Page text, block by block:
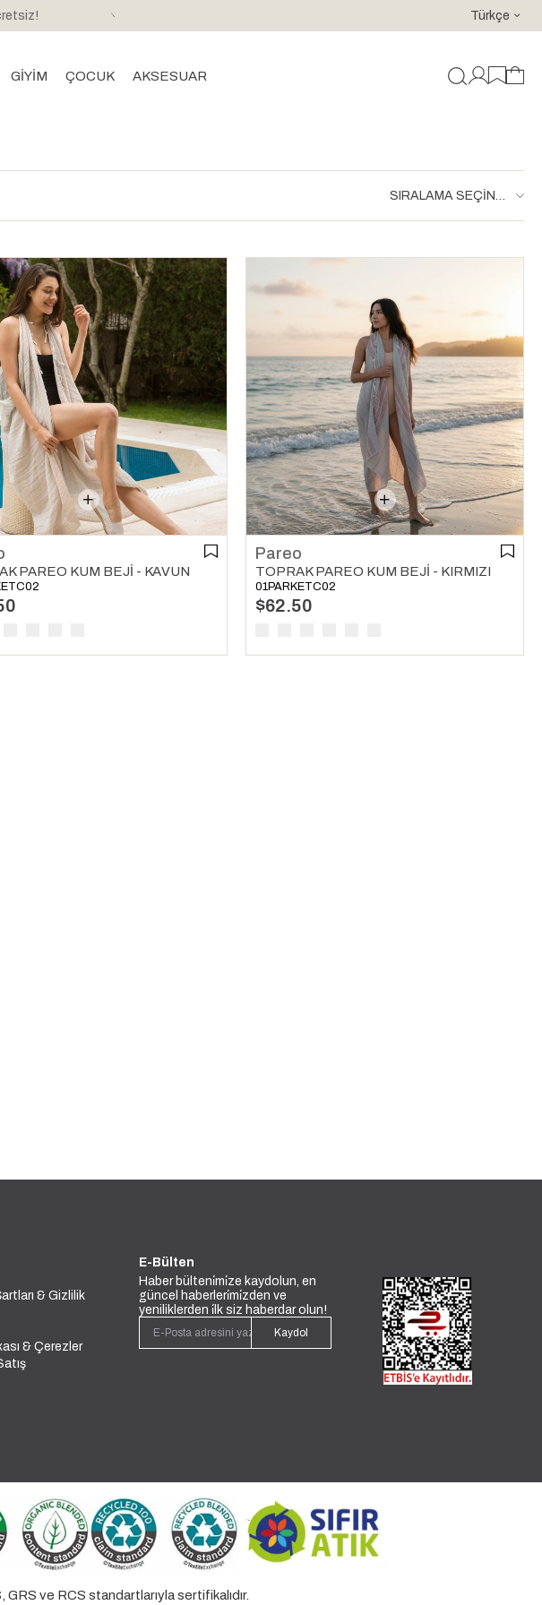
Türkçe
GİYİM ÇOCUK AKSESUAR
PAREO KUM BEJI - KAVUN
Pareo
TOPRAK PAREO KUM BEJI - KIRMIZI
01PARKETC02
$62.50
& Gizlilik
& Çerezler
E-Bülten
Haber bülteni̇mi̇ze kaydolun, en
güncel haberleri̇mi̇zden ve
yeniliklerden i̇lk siz haberdar olun!
Kaydol
ve RCS standartlarıyla sertifikalıdır.